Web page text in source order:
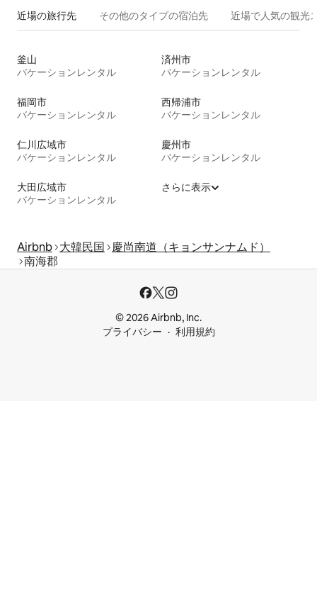
近場の旅行先 その他のタ⁠イ⁠プ⁠の宿⁠泊⁠先 近場で人気の観光
釜山
バケーションレンタル
済州市
バケーションレンタル
福岡市
バケーションレンタル
西帰浦市
バケーションレンタル
仁川広域市
バケーションレンタル
慶州市
バケーションレンタル
大田広域市
バケーションレンタル
さらに表示
Airbnb 大韓民国 慶尚南道（キョンサンナムド）
南海郡
© 2026 Airbnb, Inc.
プライバシー
利用規約